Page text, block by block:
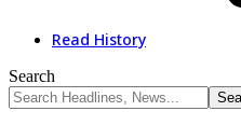
Read History
Search